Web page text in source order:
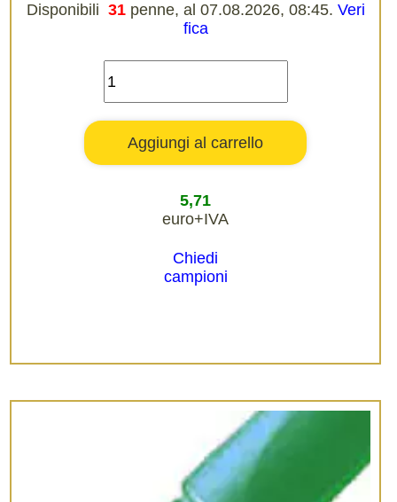
Disponibili 31 penne, al 07.08.2026, 08:45. Veri
fica
5,71
euro+IVA
Chiedi
campioni